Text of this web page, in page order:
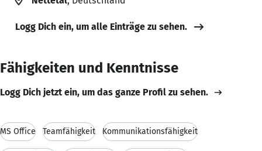
Logg Dich ein, um alle Einträge zu sehen.
Fähigkeiten und Kenntnisse
Logg Dich jetzt ein, um das ganze Profil zu sehen.
MS Office Teamfähigkeit Kommunikationsfähigkeit